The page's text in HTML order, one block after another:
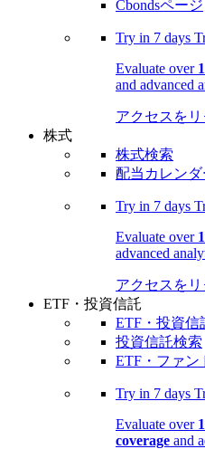
Cbondsページ
Try in 7 days
Evaluate over
and advanced
アクセスをリ
株式
株式検索
配当カレンダ
Try in 7 days
Evaluate over
advanced
アクセスをリ
ETF・投資信託
ETF・投資信
投資信託検索
ETF・ファン
Try in 7 days
Evaluate over
coverage and